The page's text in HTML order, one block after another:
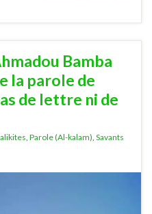
Bamba
la parole de
de lettre ni de
Parole (Al-kalam) Savants